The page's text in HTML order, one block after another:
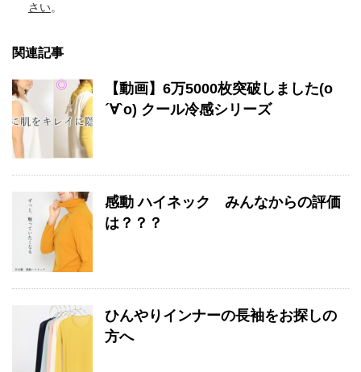
さい。
関連記事
【動画】6万5000枚突破しました(о
´∀`о) クール冷感シリーズ
感動 ハイネック みんなからの評価
は？？？
ひんやりインナーの長袖をお探しの
方へ